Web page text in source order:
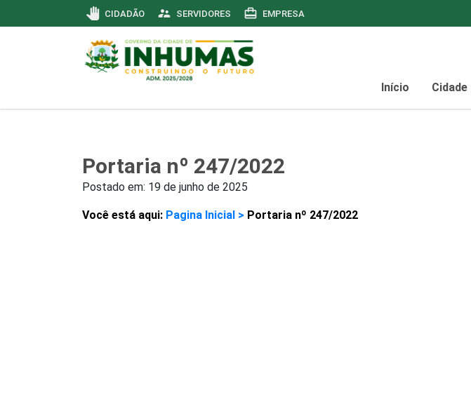
pan_tool CIDADÃO supervisor_account SERVIDORES card_travel EMPRESA
Início Cidade
Portaria nº 247/2022
Postado em: 19 de junho de 2025
Você está aqui: Pagina Inicial > Portaria nº 247/2022